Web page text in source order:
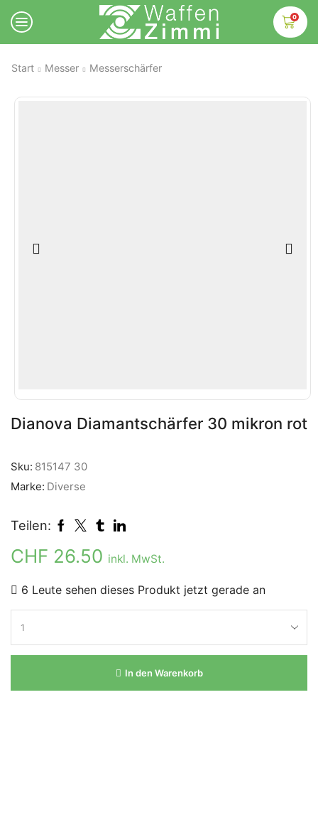
0
Start Messer Messerschärfer
Dianova Diamantschärfer 30 mikron rot
Sku: 815147 30
Marke: Diverse
Teilen:
CHF 26.50 inkl. MwSt.
6 Leute sehen dieses Produkt jetzt gerade an
In den Warenkorb